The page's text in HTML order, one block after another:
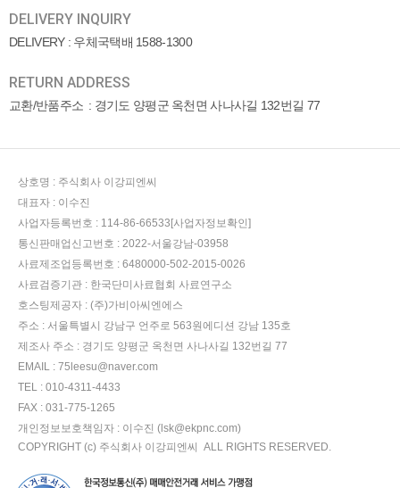
DELIVERY INQUIRY
DELIVERY : 우체국택배 1588-1300
RETURN ADDRESS
교환/반품주소 : 경기도 양평군 옥천면 사나사길 132번길 77
상호명 : 주식회사 이강피엔씨
대표자 : 이수진
사업자등록번호 : 114-86-66533 [사업자정보확인]
통신판매업신고번호 : 2022-서울강남-03958
사료제조업등록번호 : 6480000-502-2015-0026
사료검증기관 : 한국단미사료협회 사료연구소
호스팅제공자 : (주)가비아씨엔에스
주소 : 서울특별시 강남구 언주로 563원에디션 강남 135호
제조사 주소 : 경기도 양평군 옥천면 사나사길 132번길 77
EMAIL : 75leesu@naver.com
TEL : 010-4311-4433
FAX : 031-775-1265
개인정보보호책임자 : 이수진 ( lsk@ekpnc.com)
COPYRIGHT (c) 주식회사 이강피엔씨 ALL RIGHTS RESERVED.